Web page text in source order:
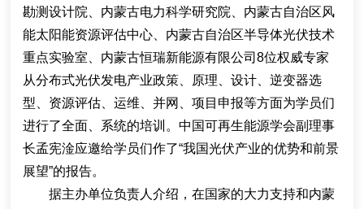
勘测设计院、内蒙古电力科学研究院、内蒙古自治区风
能太阳能资源评估中心、内蒙古自治区半导体光伏技术
重点实验室、内蒙古恒瑞新能源有限公司8位权威专家
从分布式光伏发电产业政策、原理、设计、逆变器选
型、资源评估、运维、并网、项目申报等方面为学员们
进行了全面、系统的培训。中国可再生能源学会副理事
长孟宪淦应邀给学员们作了“我国光伏产业的优势和前景
展望”的报告。
据主办单位负责人介绍，在国家的大力支持和内蒙